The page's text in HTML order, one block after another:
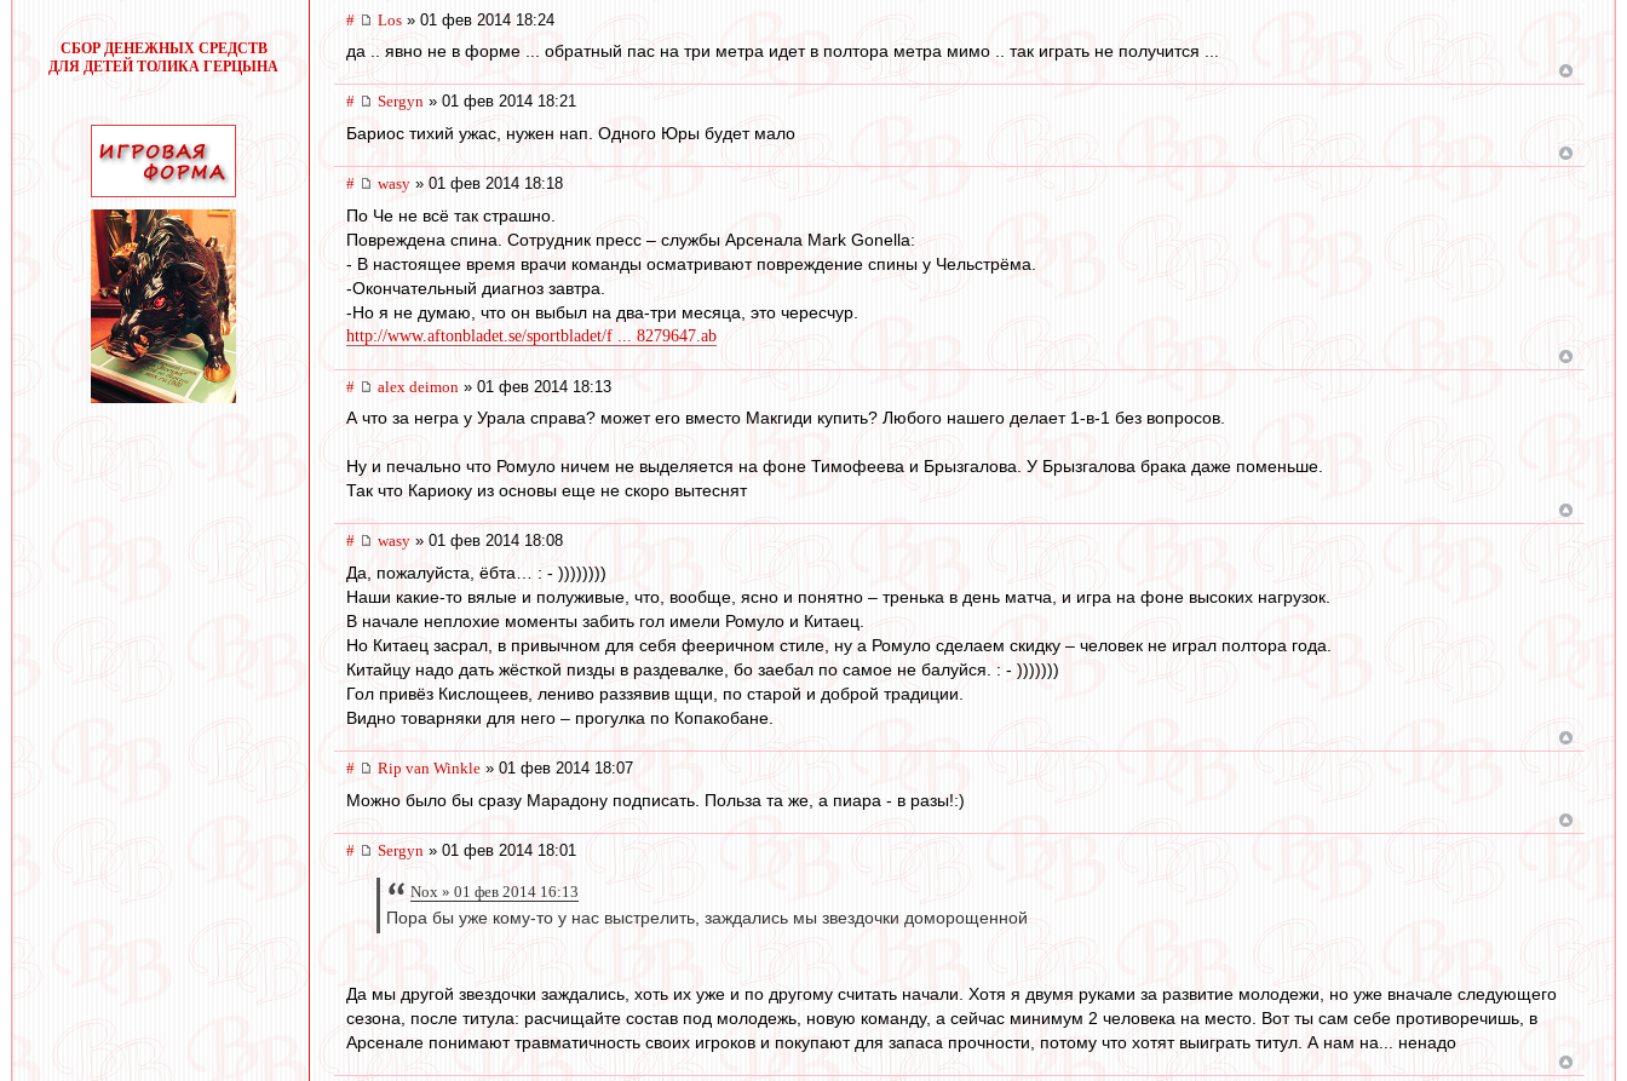
СБОР ДЕНЕЖНЫХ СРЕДСТВ
ДЛЯ ДЕТЕЙ ТОЛИКА ГЕРЦЫНА
# Los » 01 фев 2014 18:24
да .. явно не в форме ... обратный пас на три метра идет в полтора метра мимо .. так играть не получится ...
# Sergyn » 01 фев 2014 18:21
Бариос тихий ужас, нужен нап. Одного Юры будет мало
# wasy » 01 фев 2014 18:18
По Че не всё так страшно.
Повреждена спина. Сотрудник пресс – службы Арсенала Mark Gonella:
- В настоящее время врачи команды осматривают повреждение спины у Чельстрёма.
-Окончательный диагноз завтра.
-Но я не думаю, что он выбыл на два-три месяца, это чересчур.
http://www.aftonbladet.se/sportbladet/f ... 8279647.ab
# alex deimon » 01 фев 2014 18:13
А что за негра у Урала справа? может его вместо Макгиди купить? Любого нашего делает 1-в-1 без вопросов.
Ну и печально что Ромуло ничем не выделяется на фоне Тимофеева и Брызгалова. У Брызгалова брака даже поменьше.
Так что Кариоку из основы еще не скоро вытеснят
# wasy » 01 фев 2014 18:08
Да, пожалуйста, ёбта… : - ))))))))
Наши какие-то вялые и полуживые, что, вообще, ясно и понятно – тренька в день матча, и игра на фоне высоких нагрузок.
В начале неплохие моменты забить гол имели Ромуло и Китаец.
Но Китаец засрал, в привычном для себя фееричном стиле, ну а Ромуло сделаем скидку – человек не играл полтора года.
Китайцу надо дать жёсткой пизды в раздевалке, бо заебал по самое не балуйся. : - )))))))
Гол привёз Кислощеев, лениво раззявив щщи, по старой и доброй традиции.
Видно товарняки для него – прогулка по Копакобане.
# Rip van Winkle » 01 фев 2014 18:07
Можно было бы сразу Марадону подписать. Польза та же, а пиара - в разы!:)
# Sergyn » 01 фев 2014 18:01
Nox » 01 фев 2014 16:13
Пора бы уже кому-то у нас выстрелить, заждались мы звездочки доморощенной
Да мы другой звездочки заждались, хоть их уже и по другому считать начали. Хотя я двумя руками за развитие молодежи, но уже вначале следующего
сезона, после титула: расчищайте состав под молодежь, новую команду, а сейчас минимум 2 человека на место. Вот ты сам себе противоречишь, в
Арсенале понимают травматичность своих игроков и покупают для запаса прочности, потому что хотят выиграть титул. А нам на... ненадо